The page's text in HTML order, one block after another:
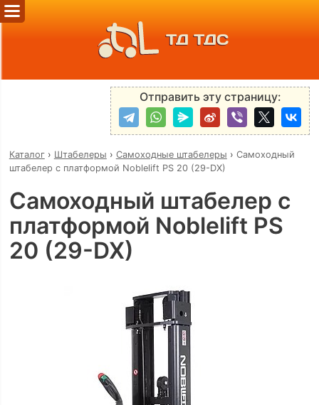
ТД ТДС
Отправить эту страницу:
Каталог› Штабелеры › Самоходные штабелеры › Самоходный
штабелер с платформой Noblelift PS 20 (29-DX)
Самоходный штабелер с
платформой Noblelift PS
20 (29-DX)